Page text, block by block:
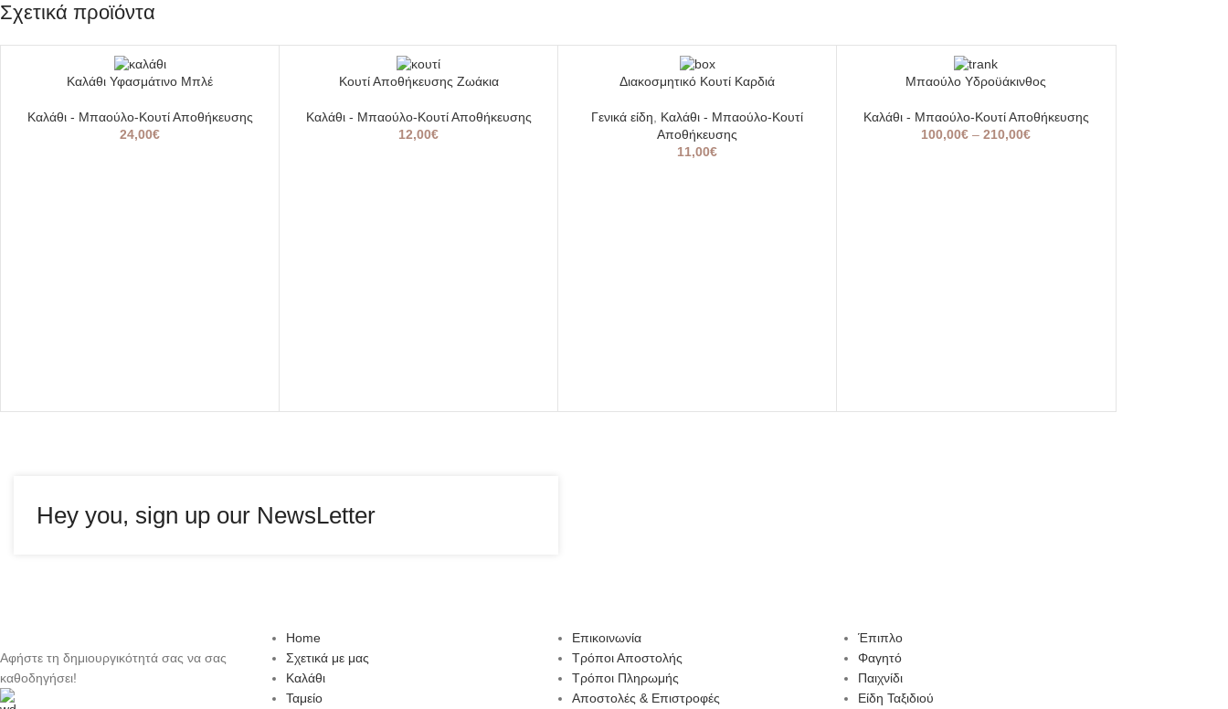
Σχετικά προϊόντα
Καλάθι Υφασμάτινο Μπλέ
Καλάθι - Μπαούλο-Κουτί Αποθήκευσης
24,00€
Κουτί Αποθήκευσης Ζωάκια
Καλάθι - Μπαούλο-Κουτί Αποθήκευσης
12,00€
Διακοσμητικό Κουτί Καρδιά
Γενικά είδη
Καλάθι - Μπαούλο-Κουτί
Αποθήκευσης
11,00€
Μπαούλο Υδροϋάκινθος
Καλάθι - Μπαούλο-Κουτί Αποθήκευσης
100,00€ – 210,00€
Hey you, sign up our NewsLetter
Αφήστε τη δημιουργικότητά σας να σας
καθοδηγήσει!
Home
Σχετικά με μας
Καλάθι
Ταμείο
Επικοινωνία
Τρόποι Αποστολής
Τρόποι Πληρωμής
Αποστολές & Επιστροφές
Έπιπλο
Φαγητό
Παιχνίδι
Είδη Ταξιδιού